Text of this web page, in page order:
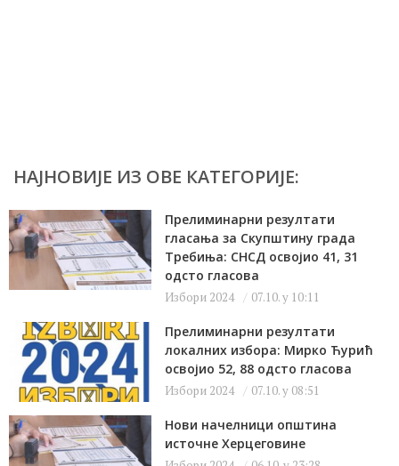
НАЈНОВИЈЕ ИЗ ОВЕ КАТЕГОРИЈЕ:
Прелиминарни резултати
гласања за Скупштину града
Требиња: СНСД освојио 41, 31
одсто гласова
Избори 2024 07.10. у 10:11
Прелиминарни резултати
локалних избора: Мирко Ћурић
освојио 52, 88 одсто гласова
Избори 2024 07.10. у 08:51
Нови начелници општина
источне Херцеговине